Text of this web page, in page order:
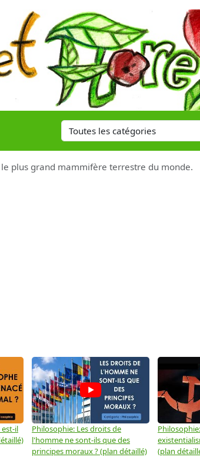
le plus grand mammifère terrestre du monde.
il
Philosophie: Les droits de
l'homme ne sont-ils que des
principes moraux ? (plan détaillé)
(plan